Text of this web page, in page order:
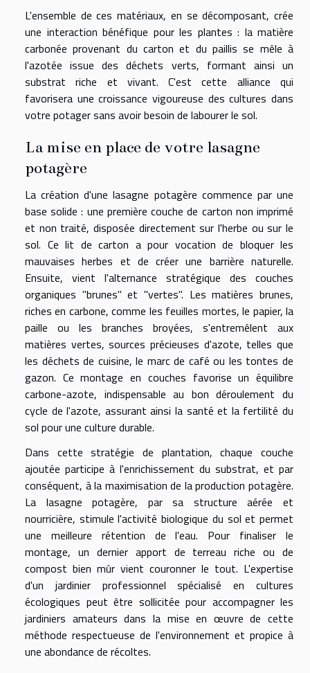
L'ensemble de ces matériaux, en se décomposant, crée
une interaction bénéfique pour les plantes : la matière
carbonée provenant du carton et du paillis se mêle à
l'azotée issue des déchets verts, formant ainsi un
substrat riche et vivant. C'est cette alliance qui
favorisera une croissance vigoureuse des cultures dans
votre potager sans avoir besoin de labourer le sol.
La mise en place de votre lasagne
potagère
La création d'une lasagne potagère commence par une
base solide : une première couche de carton non imprimé
et non traité, disposée directement sur l'herbe ou sur le
sol. Ce lit de carton a pour vocation de bloquer les
mauvaises herbes et de créer une barrière naturelle.
Ensuite, vient l'alternance stratégique des couches
organiques "brunes" et "vertes". Les matières brunes,
riches en carbone, comme les feuilles mortes, le papier, la
paille ou les branches broyées, s'entremêlent aux
matières vertes, sources précieuses d'azote, telles que
les déchets de cuisine, le marc de café ou les tontes de
gazon. Ce montage en couches favorise un équilibre
carbone-azote, indispensable au bon déroulement du
cycle de l'azote, assurant ainsi la santé et la fertilité du
sol pour une culture durable.
Dans cette stratégie de plantation, chaque couche
ajoutée participe à l'enrichissement du substrat, et par
conséquent, à la maximisation de la production potagère.
La lasagne potagère, par sa structure aérée et
nourricière, stimule l'activité biologique du sol et permet
une meilleure rétention de l'eau. Pour finaliser le
montage, un dernier apport de terreau riche ou de
compost bien mûr vient couronner le tout. L'expertise
d'un jardinier professionnel spécialisé en cultures
écologiques peut être sollicitée pour accompagner les
jardiniers amateurs dans la mise en œuvre de cette
méthode respectueuse de l'environnement et propice à
une abondance de récoltes.